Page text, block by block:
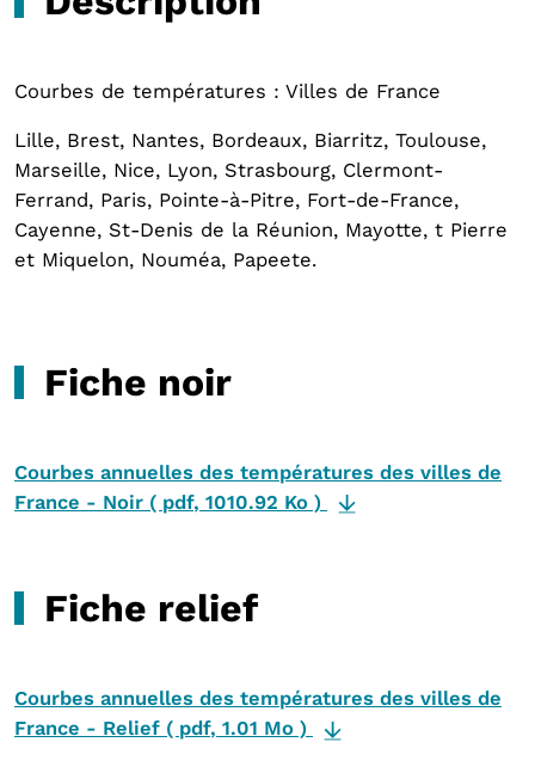
Courbes de températures : Villes de France
Lille, Brest, Nantes, Bordeaux, Biarritz, Toulouse,
Marseille, Nice, Lyon, Strasbourg, Clermont-
Ferrand, Paris, Pointe-à-Pitre, Fort-de-France,
Cayenne, St-Denis de la Réunion, Mayotte, t Pierre
et Miquelon, Nouméa, Papeete.
Fiche noir
Courbes annuelles des températures des villes de
France - Noir ( pdf, 1010.92 Ko )
Fiche relief
Courbes annuelles des températures des villes de
France - Relief ( pdf, 1.01 Mo )